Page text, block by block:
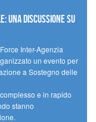
una discussione su
Inter-Agenzia
un evento per
a Sostegno delle
e in rapido
stanno